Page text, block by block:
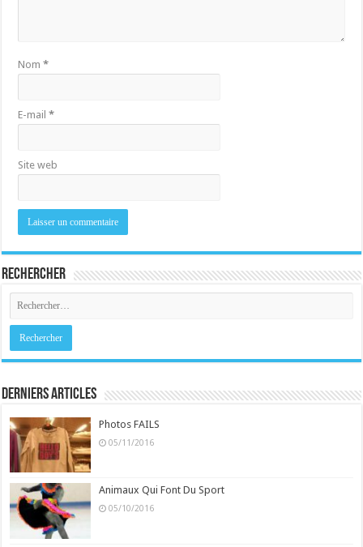
Nom*
E-mail*
Site web
Rechercher
Derniers Articles
Photos FAILS
05/11/2016
Animaux Qui Font Du Sport
05/10/2016